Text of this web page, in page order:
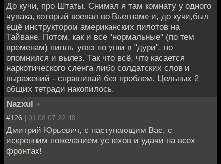
До кучи, про Штаты. Снимал я там комнату у одного
чувака, который воевал во Вьетнаме и, до кучи,был
ещё инструктором американских пилотов на
Тайване. Потом, как и все "нормальные" (по тем
временам) пиплы увяз по уши в "дури", но
опомнился и вылез. Так что всё, что касается
наркотического сленга либо солдатских слов и
выражений - спрашивай без проблем. Цельных 2
общих тетради накопилось.
Nazxul »
#126 | 01.08.07 22:48
Дмитрий Юрьевич, с наступающим Вас, с
искренним пожеланием успехов и удачи на всех
фронтах!